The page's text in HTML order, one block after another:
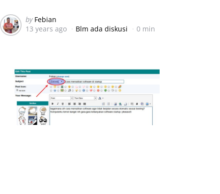
Posted
by
by Febian
13 years ago
Blm ada diskusi 0 min